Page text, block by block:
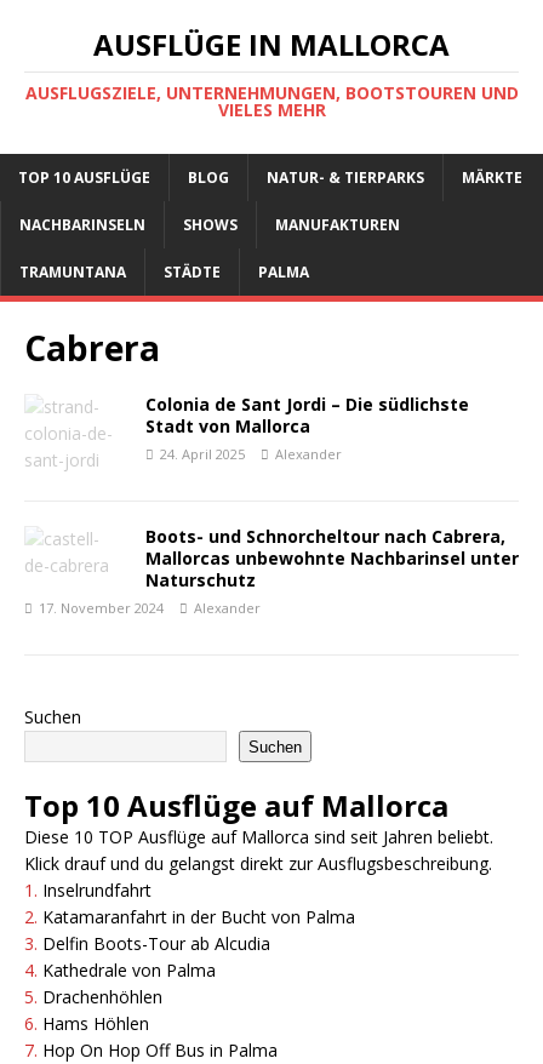
AUSFLÜGE IN MALLORCA
AUSFLUGSZIELE, UNTERNEHMUNGEN, BOOTSTOUREN UND
VIELES MEHR
TOP 10 AUSFLÜGE BLOG NATUR- & TIERPARKS MÄRKTE
NACHBARINSELN SHOWS MANUFAKTUREN
TRAMUNTANA STÄDTE PALMA
Cabrera
Colonia de Sant Jordi – Die südlichste
Stadt von Mallorca
24. April 2025 Alexander
Boots- und Schnorcheltour nach Cabrera,
Mallorcas unbewohnte Nachbarinsel unter
Naturschutz
17. November 2024 Alexander
Suchen
Suchen
Top 10 Ausflüge auf Mallorca
Diese 10 TOP Ausflüge auf Mallorca sind seit Jahren beliebt.
Klick drauf und du gelangst direkt zur Ausflugsbeschreibung.
1. Inselrundfahrt
2. Katamaranfahrt in der Bucht von Palma
3. Delfin Boots-Tour ab Alcudia
4. Kathedrale von Palma
5. Drachenhöhlen
6. Hams Höhlen
7. Hop On Hop Off Bus in Palma